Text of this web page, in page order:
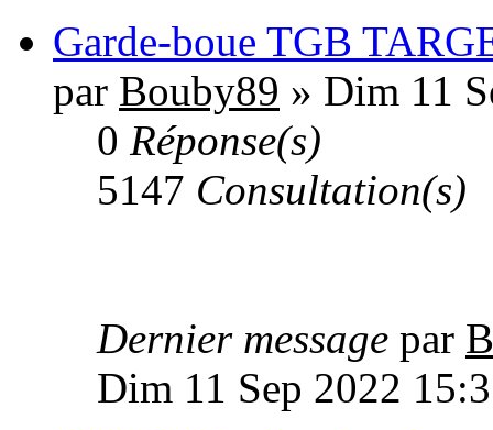
Garde-boue TGB
par Bouby89 » Dim 11
0 Réponse(s)
5147 Consultation(s)
Dernier message par
Dim 11 Sep 2022